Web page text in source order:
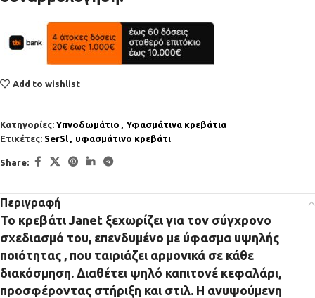
Add to wishlist
Κατηγορίες: Υπνοδωμάτιο , Υφασμάτινα κρεβάτια
Ετικέτες: SerSl , υφασμάτινο κρεβάτι
Share:
Περιγραφή
Το κρεβάτι Janet ξεχωρίζει για τον σύγχρονο
σχεδιασμό του, επενδυμένο με ύφασμα υψηλής
ποιότητας , που ταιριάζει αρμονικά σε κάθε
διακόσμηση. Διαθέτει ψηλό καπιτονέ κεφαλάρι,
προσφέροντας στήριξη και στιλ. Η ανυψούμενη